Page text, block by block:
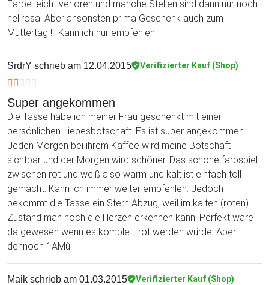
Farbe leicht verloren und manche Stellen sind dann nur noch
hellrosa. Aber ansonsten prima Geschenk auch zum
Muttertag !!! Kann ich nur empfehlen.
SrdrY schrieb am 12.04.2015 Verifizierter Kauf (Shop)
Super angekommen
Die Tasse habe ich meiner Frau geschenkt mit einer
persönlichen Liebesbotschaft. Es ist super angekommen.
Jeden Morgen bei ihrem Kaffee wird meine Botschaft
sichtbar und der Morgen wird schöner. Das schöne farbspiel
zwischen rot und weiß also warm und kalt ist einfach toll
gemacht. Kann ich immer weiter empfehlen. Jedoch
bekommt die Tasse ein Stern Abzug, weil im kalten (roten)
Zustand man noch die Herzen erkennen kann. Perfekt wäre
da gewesen wenn es komplett rot werden würde. Aber
dennoch 1AMû
Maik schrieb am 01.03.2015 Verifizierter Kauf (Shop)